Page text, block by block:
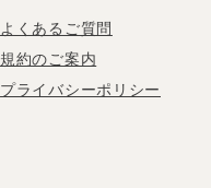
よくあるご質問
規約のご案内
プライバシーポリシー